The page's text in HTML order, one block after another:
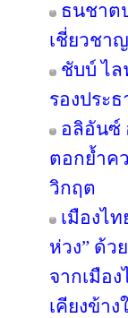
ธนชาต
เชี่ยวชา
ชับบ์ ไ
รองประ
อลิอันซ์
ตอกย้ำค
วิกฤต
เมืองไ
ห่วง” ด้ว
จากเมือ
เคียงข้า